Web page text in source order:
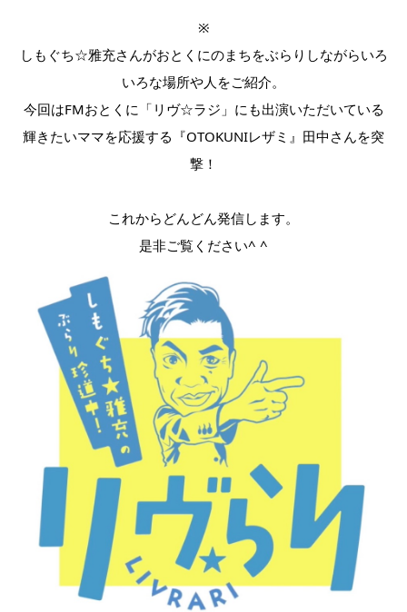
※
しもぐち☆雅充さんがおとくにのまちをぶらりしながらいろ
いろな場所や人をご紹介。
今回はFMおとくに「リヴ☆ラジ」にも出演いただいている
輝きたいママを応援する『OTOKUNIレザミ』田中さんを突
撃！
これからどんどん発信します。
是非ご覧ください^ ^